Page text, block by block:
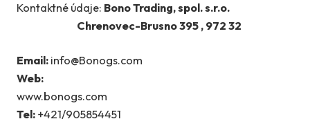
Kontaktné údaje: Bono Trading, spol. s.r.o.
Chrenovec-Brusno 395 , 972 32
Email: info@Bonogs.com
Web:
Tel: +421/905854451